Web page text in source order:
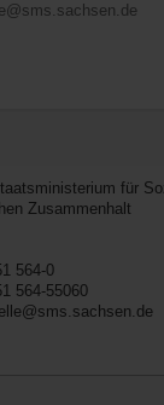
für
Zusammenhalt
564-0
564-55060